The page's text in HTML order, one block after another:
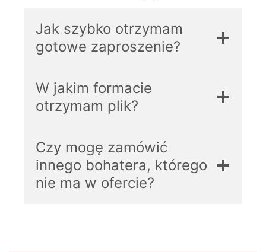
Jak szybko otrzymam
gotowe zaproszenie?
W jakim formacie
otrzymam plik?
Czy mogę zamówić
innego bohatera, którego
nie ma w ofercie?